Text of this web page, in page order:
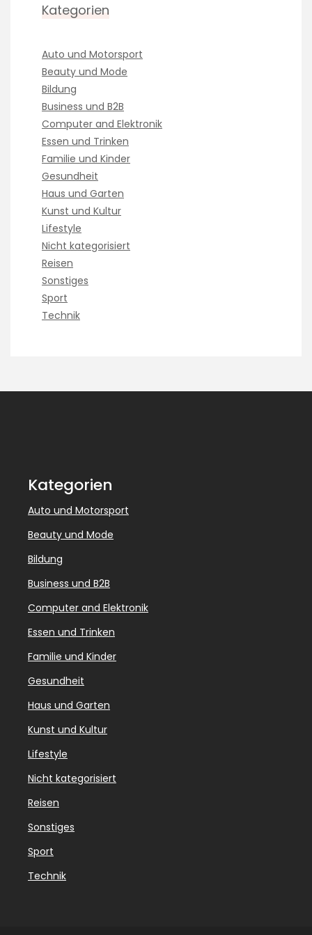
Kategorien
Auto und Motorsport
Beauty und Mode
Bildung
Business und B2B
Computer and Elektronik
Essen und Trinken
Familie und Kinder
Gesundheit
Haus und Garten
Kunst und Kultur
Lifestyle
Nicht kategorisiert
Reisen
Sonstiges
Sport
Technik
Kategorien
Auto und Motorsport
Beauty und Mode
Bildung
Business und B2B
Computer and Elektronik
Essen und Trinken
Familie und Kinder
Gesundheit
Haus und Garten
Kunst und Kultur
Lifestyle
Nicht kategorisiert
Reisen
Sonstiges
Sport
Technik